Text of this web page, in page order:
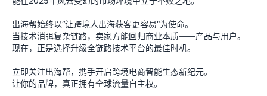
出海帮始终以“让跨境人出海获客更容易”为使命。
当技术消弭复杂链路，卖家方能回归商业本质——产品与用户。
现在，正是选择升级全链路技术平台的最佳时机。
立即关注出海帮，携手开启跨境电商智能生态新纪元。
让你的品牌，真正拥有全球流量自主权。